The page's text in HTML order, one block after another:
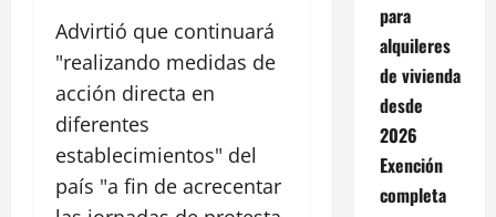
Advirtió que continuará
"realizando medidas de
acción directa en
diferentes
establecimientos" del
país "a fin de acrecentar
para
alquileres
de vivienda
desde
2026
Exención
completa